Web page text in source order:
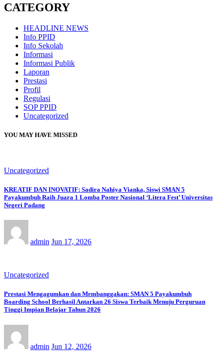
CATEGORY
HEADLINE NEWS
Info PPID
Info Sekolah
Informasi
Informasi Publik
Laporan
Prestasi
Profil
Regulasi
SOP PPID
Uncategorized
YOU MAY HAVE MISSED
Uncategorized
KREATIF DAN INOVATIF: Sadira Nahiya Vianka, Siswi SMAN 5
Payakumbuh Raih Juara 1 Lomba Poster Nasional ‘Litera Fest’ Universitas
Negeri Padang
admin Jun 17, 2026
Uncategorized
Prestasi Mengagumkan dan Membanggakan: SMAN 5 Payakumbuh
Boarding School Berhasil Antarkan 26 Siswa Terbaik Menuju Perguruan
Tinggi Impian Belajar Tahun 2026
admin Jun 12, 2026